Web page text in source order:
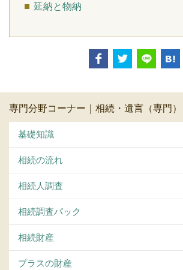
延納と物納
専門分野コーナー｜相続・遺言（専門）
基礎知識
相続の流れ
相続人調査
相続調査パック
相続財産
プラスの財産